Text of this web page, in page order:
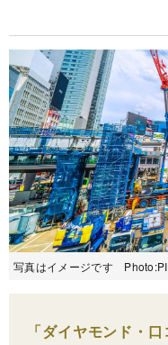
写真はイメージです
「ダイヤモンド・